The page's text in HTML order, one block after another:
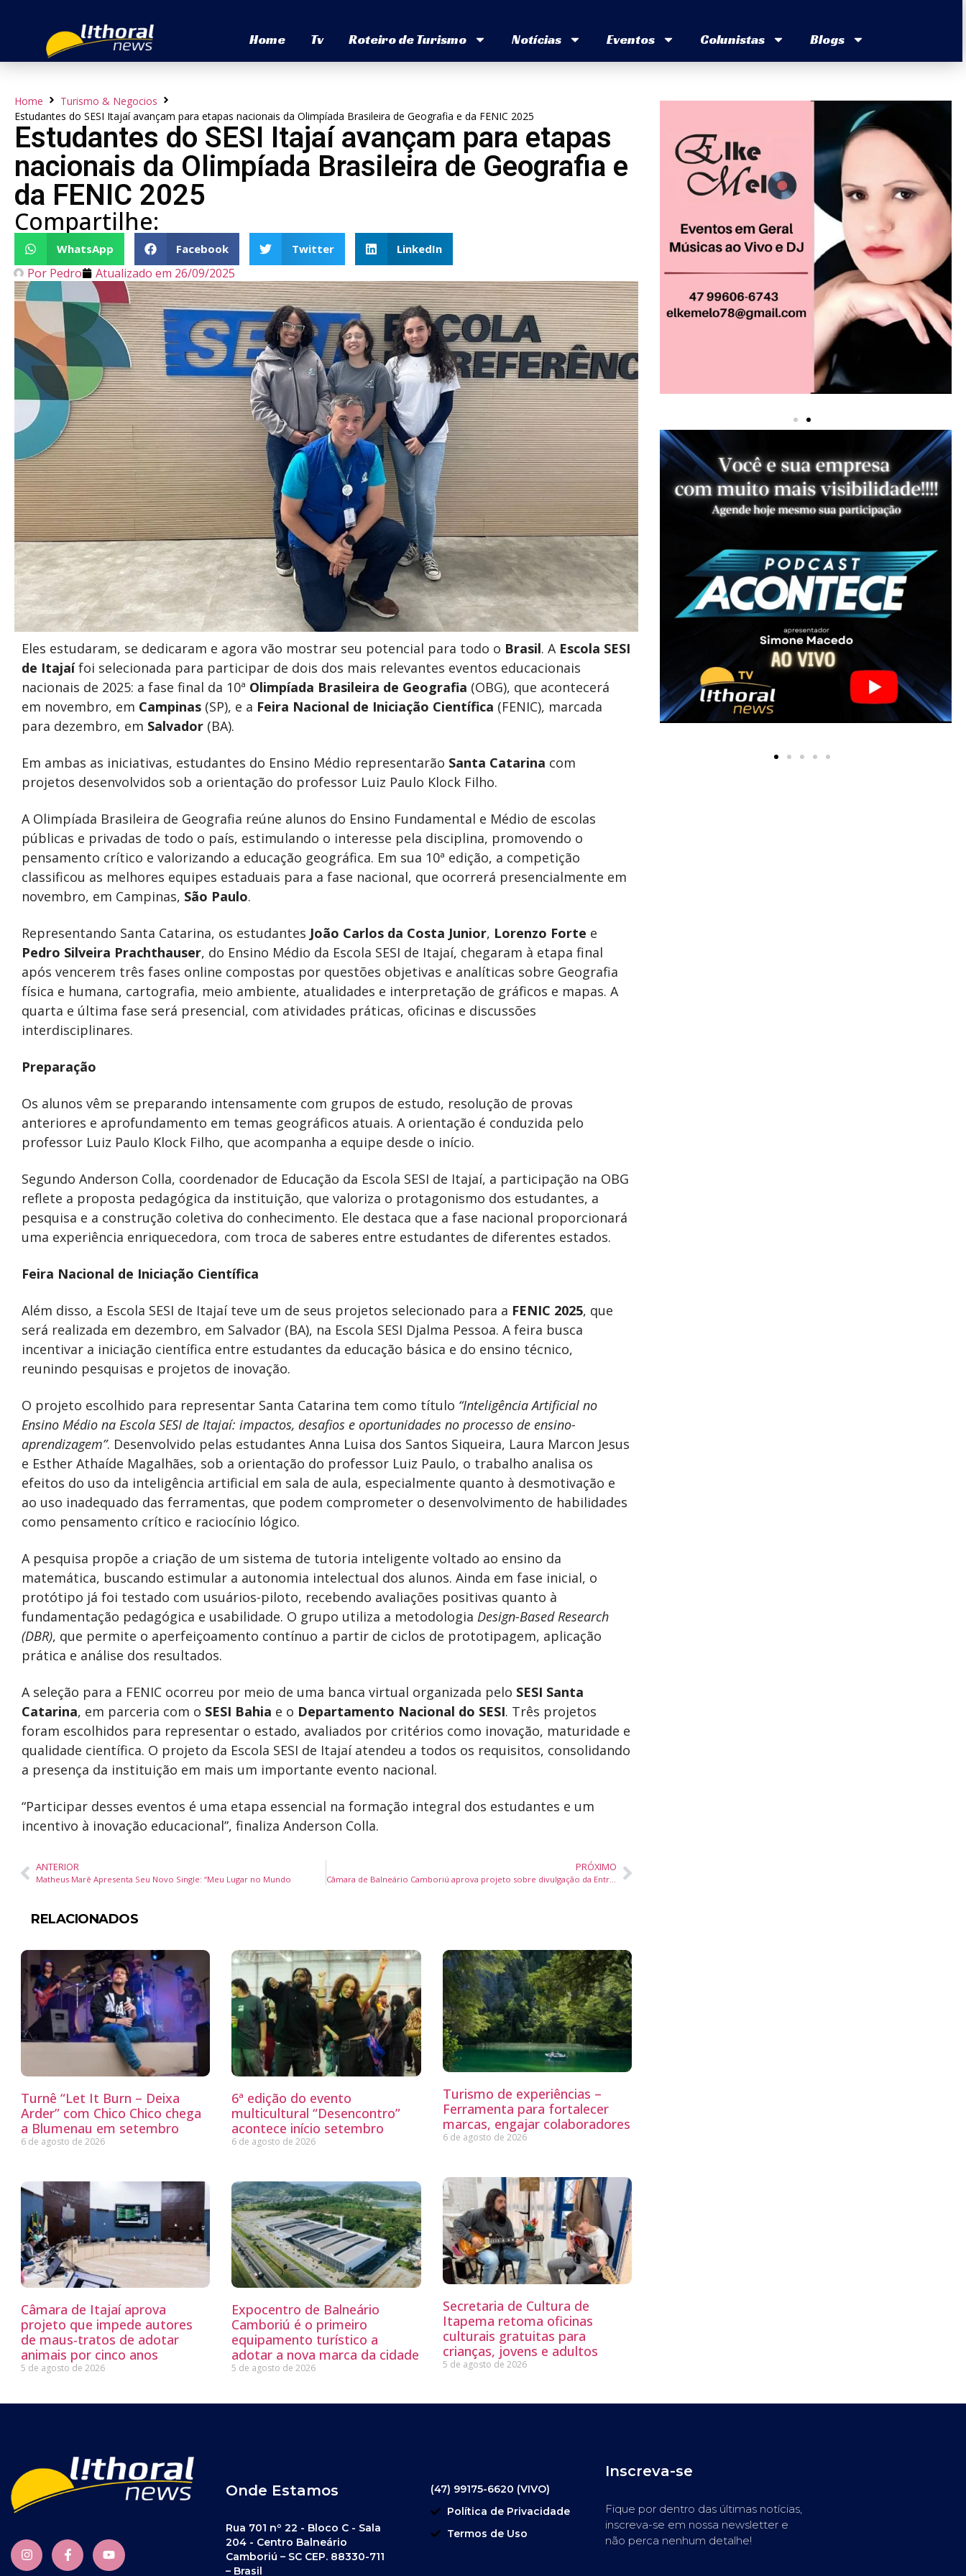
Home Tv Roteiro de Turismo Notícias Eventos Colunistas Blogs
Home
Turismo & Negocios
Estudantes do SESI Itajaí avançam para etapas nacionais da Olimpíada Brasileira de Geografia e da FENIC 2025
Estudantes do SESI Itajaí avançam para etapas
nacionais da Olimpíada Brasileira de Geografia e
da FENIC 2025
Compartilhe:
WhatsApp Facebook Twitter LinkedIn
Por Pedro Atualizado em 26/09/2025
Eles estudaram, se dedicaram e agora vão mostrar seu potencial para todo o Brasil. A Escola SESI
de Itajaífoi selecionada para participar de dois dos mais relevantes eventos educacionais
nacionais de 2025: a fase final da 10ª Olimpíada Brasileira de Geografia (OBG), que acontecerá
em novembro, em Campinas (SP), e a Feira Nacional de Iniciação Científica (FENIC), marcada
para dezembro, em Salvador (BA).
Em ambas as iniciativas, estudantes do Ensino Médio representarão Santa Catarina com
projetos desenvolvidos sob a orientação do professor Luiz Paulo Klock Filho.
A Olimpíada Brasileira de Geografia reúne alunos do Ensino Fundamental e Médio de escolas
públicas e privadas de todo o país, estimulando o interesse pela disciplina, promovendo o
pensamento crítico e valorizando a educação geográfica. Em sua 10ª edição, a competição
classificou as melhores equipes estaduais para a fase nacional, que ocorrerá presencialmente em
novembro, em Campinas, São Paulo.
Representando Santa Catarina, os estudantes João Carlos da Costa Junior, Lorenzo Forte e
Pedro Silveira Prachthauser, do Ensino Médio da Escola SESI de Itajaí, chegaram à etapa final
após vencerem três fases online compostas por questões objetivas e analíticas sobre Geografia
física e humana, cartografia, meio ambiente, atualidades e interpretação de gráficos e mapas. A
quarta e última fase será presencial, com atividades práticas, oficinas e discussões
interdisciplinares.
Preparação
Os alunos vêm se preparando intensamente com grupos de estudo, resolução de provas
anteriores e aprofundamento em temas geográficos atuais. A orientação é conduzida pelo
professor Luiz Paulo Klock Filho, que acompanha a equipe desde o início.
Segundo Anderson Colla, coordenador de Educação da Escola SESI de Itajaí, a participação na OBG
reflete a proposta pedagógica da instituição, que valoriza o protagonismo dos estudantes, a
pesquisa e a construção coletiva do conhecimento. Ele destaca que a fase nacional proporcionará
uma experiência enriquecedora, com troca de saberes entre estudantes de diferentes estados.
Feira Nacional de Iniciação Científica
Além disso, a Escola SESI de Itajaí teve um de seus projetos selecionado para a FENIC 2025, que
será realizada em dezembro, em Salvador (BA), na Escola SESI Djalma Pessoa. A feira busca
incentivar a iniciação científica entre estudantes da educação básica e do ensino técnico,
reunindo pesquisas e projetos de inovação.
O projeto escolhido para representar Santa Catarina tem como título “Inteligência Artificial no
Ensino Médio na Escola SESI de Itajaí: impactos, desafios e oportunidades no processo de ensino-
aprendizagem”. Desenvolvido pelas estudantes Anna Luisa dos Santos Siqueira, Laura Marcon Jesus
e Esther Athaíde Magalhães, sob a orientação do professor Luiz Paulo, o trabalho analisa os
efeitos do uso da inteligência artificial em sala de aula, especialmente quanto à desmotivação e
ao uso inadequado das ferramentas, que podem comprometer o desenvolvimento de habilidades
como pensamento crítico e raciocínio lógico.
A pesquisa propõe a criação de um sistema de tutoria inteligente voltado ao ensino da
matemática, buscando estimular a autonomia intelectual dos alunos. Ainda em fase inicial, o
protótipo já foi testado com usuários-piloto, recebendo avaliações positivas quanto à
fundamentação pedagógica e usabilidade. O grupo utiliza a metodologia Design-Based Research
(DBR), que permite o aperfeiçoamento contínuo a partir de ciclos de prototipagem, aplicação
prática e análise dos resultados.
A seleção para a FENIC ocorreu por meio de uma banca virtual organizada pelo SESI Santa
Catarina, em parceria com o SESI Bahia e o Departamento Nacional do SESI. Três projetos
foram escolhidos para representar o estado, avaliados por critérios como inovação, maturidade e
qualidade científica. O projeto da Escola SESI de Itajaí atendeu a todos os requisitos, consolidando
a presença da instituição em mais um importante evento nacional.
“Participar desses eventos é uma etapa essencial na formação integral dos estudantes e um
incentivo à inovação educacional”, finaliza Anderson Colla.
ANTERIOR
Matheus Marê Apresenta Seu Novo Single: “Meu Lugar no Mundo
PRÓXIMO
Câmara de Balneário Camboriú aprova projeto sobre divulgação da Entrega Legal em unidades de saúde
RELACIONADOS
Turnê “Let It Burn – Deixa
Arder” com Chico Chico chega
a Blumenau em setembro
6 de agosto de 2026
6ª edição do evento
multicultural “Desencontro”
acontece início setembro
6 de agosto de 2026
Turismo de experiências –
Ferramenta para fortalecer
marcas, engajar colaboradores
6 de agosto de 2026
Câmara de Itajaí aprova
projeto que impede autores
de maus-tratos de adotar
animais por cinco anos
5 de agosto de 2026
Expocentro de Balneário
Camboriú é o primeiro
equipamento turístico a
adotar a nova marca da cidade
5 de agosto de 2026
Secretaria de Cultura de
Itapema retoma oficinas
culturais gratuitas para
crianças, jovens e adultos
5 de agosto de 2026
Onde Estamos
Rua 701 nº 22 - Bloco C - Sala
204 - Centro Balneário
Camboriú – SC CEP. 88330-711
– Brasil
(47) 99175-6620 (VIVO)
Política de Privacidade
Termos de Uso
Inscreva-se
Fique por dentro das últimas notícias,
inscreva-se em nossa newsletter e
não perca nenhum detalhe!